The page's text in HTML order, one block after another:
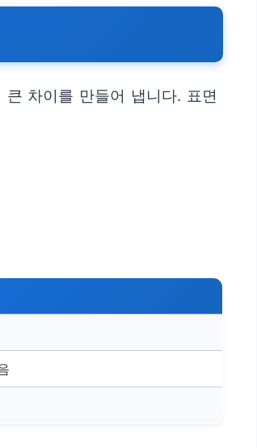
차이를 만들어 냅니다. 표면